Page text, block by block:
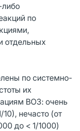
по
отдельных
по системно-
их
ВОЗ: очень
10), нечасто (от
до < 1/1000)